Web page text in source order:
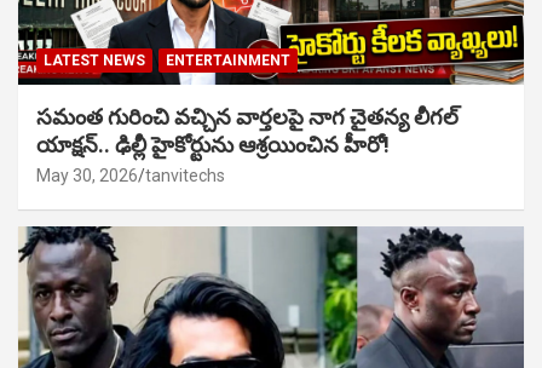
LATEST NEWS ENTERTAINMENT
సమంత గురించి వచ్చిన వార్తలపై నాగ చైతన్య లీగల్
యాక్షన్.. ఢిల్లీ హైకోర్టును ఆశ్రయించిన హీరో!
May 30, 2026 tanvitechs